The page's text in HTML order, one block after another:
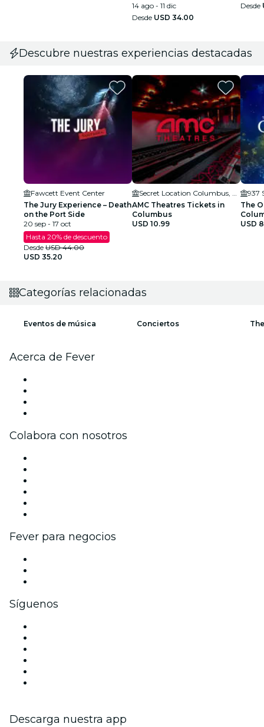
14 ago - 11 dic
Desde USD 34.00
Desde
Descubre nuestras experiencias destacadas
Fawcett Event Center
The Jury Experience – Death
on the Port Side
20 sep - 17 oct
Hasta 20% de descuento
Desde USD 44.00
USD 35.20
AMC Theatres Tickets in
Columbus
USD 10.99
The
USD
Categorías relacionadas
Eventos de música Conciertos
Acerca de Fever
Colabora con nosotros
Fever para negocios
Síguenos
Descarga nuestra app